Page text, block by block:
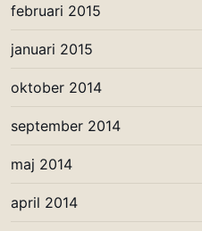
februari 2015
januari 2015
oktober 2014
september 2014
maj 2014
april 2014